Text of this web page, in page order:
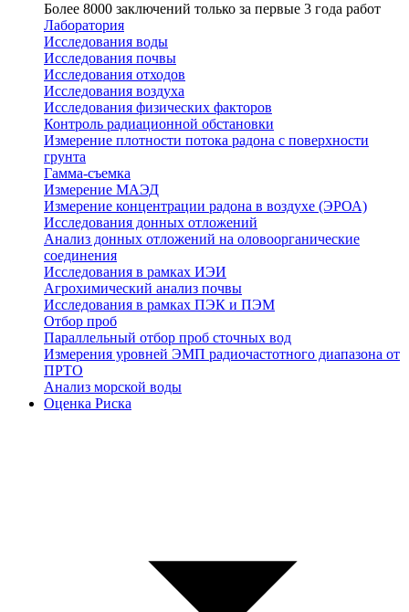
Более 8000 заключений только за первые 3 года работ
Лаборатория
Исследования воды
Исследования почвы
Исследования отходов
Исследования воздуха
Исследования физических факторов
Контроль радиационной обстановки
Измерение плотности потока радона с поверхности
грунта
Гамма-съемка
Измерение МАЭД
Измерение концентрации радона в воздухе (ЭРОА)
Исследования донных отложений
Анализ донных отложений на оловоорганические
соединения
Исследования в рамках ИЭИ
Агрохимический анализ почвы
Исследования в рамках ПЭК и ПЭМ
Отбор проб
Параллельный отбор проб сточных вод
Измерения уровней ЭМП радиочастотного диапазона от
ПРТО
Анализ морской воды
Оценка Риска